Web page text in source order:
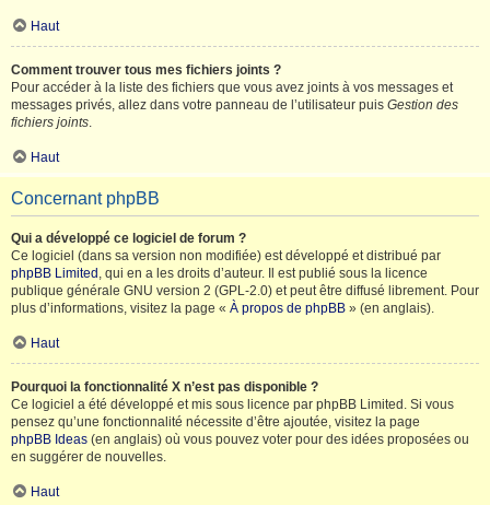
Haut
Comment trouver tous mes fichiers joints ?
Pour accéder à la liste des fichiers que vous avez joints à vos messages et
messages privés, allez dans votre panneau de l’utilisateur puis Gestion des
fichiers joints.
Haut
Concernant phpBB
Qui a développé ce logiciel de forum ?
Ce logiciel (dans sa version non modifiée) est développé et distribué par
phpBB Limited , qui en a les droits d’auteur. Il est publié sous la licence
publique générale GNU version 2 (GPL-2.0) et peut être diffusé librement. Pour
plus d’informations, visitez la page « À propos de phpBB » (en anglais).
Haut
Pourquoi la fonctionnalité X n’est pas disponible ?
Ce logiciel a été développé et mis sous licence par phpBB Limited. Si vous
pensez qu’une fonctionnalité nécessite d’être ajoutée, visitez la page
phpBB Ideas (en anglais) où vous pouvez voter pour des idées proposées ou
en suggérer de nouvelles.
Haut